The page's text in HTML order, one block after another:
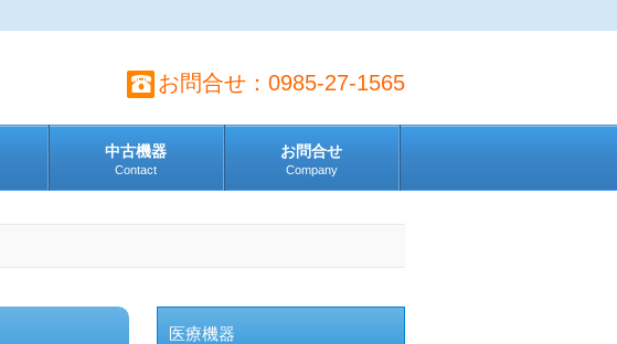
お問合せ：0985-27-1565
中古機器
Contact
お問合せ
Company
医療機器